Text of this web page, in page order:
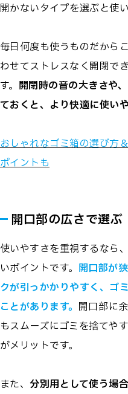
開かないタイプを選ぶと使
毎日何度も使うものだから
わせてストレスなく開閉で
す。 開閉時の音の大きさや
ておくと、より快適に使い
おしゃれなゴミ箱の選び方
ポイントも
開口部の広さで選ぶ
使いやすさを重視するなら
いポイントです。 開口部が
クが引っかかりやすく、ゴ
ことがあります。 開口部に
もスムーズにゴミを捨てや
がメリットです。
また、分別用として使う場